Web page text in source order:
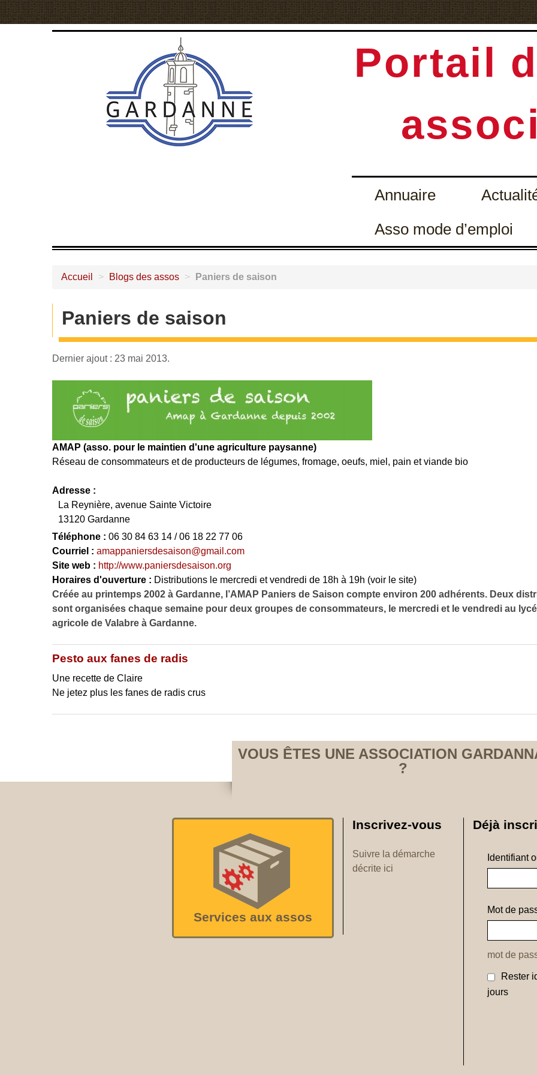
Portail
Annuaire
Asso mode d’emploi
Accueil > Blogs des assos > Paniers de saison
Paniers de saison
Dernier ajout : 23 mai 2013.
AMAP (asso. pour le maintien d'une agriculture paysanne)
Réseau de consommateurs et de producteurs de légumes, fromage, oeufs, miel, pain et viande bio
Adresse :
La Reynière, avenue Sainte Victoire
13120 Gardanne
Téléphone : 06 30 84 63 14 / 06 18 22 77 06
Courriel : amappaniersdesaison@gmail.com
Site web : http://www.paniersdesaison.org
Horaires d'ouverture : Distributions le mercredi et vendredi de 18h à 19h (voir le site)
Créée au printemps 2002 à Gardanne, l’AMAP Paniers de Saison compte environ 200 adhérents. Deux
sont organisées chaque semaine pour deux groupes de consommateurs, le mercredi et le vendredi au
agricole de Valabre à Gardanne.
Pesto aux fanes de radis
Une recette de Claire
Ne jetez plus les fanes de radis crus
VOUS ÊTES UNE ASSOCIATION
?
Services aux assos
Inscrivez-vous
Suivre la démarche
décrite ici
Déjà
Identifiant
Mot de
mot de
Rester
jours